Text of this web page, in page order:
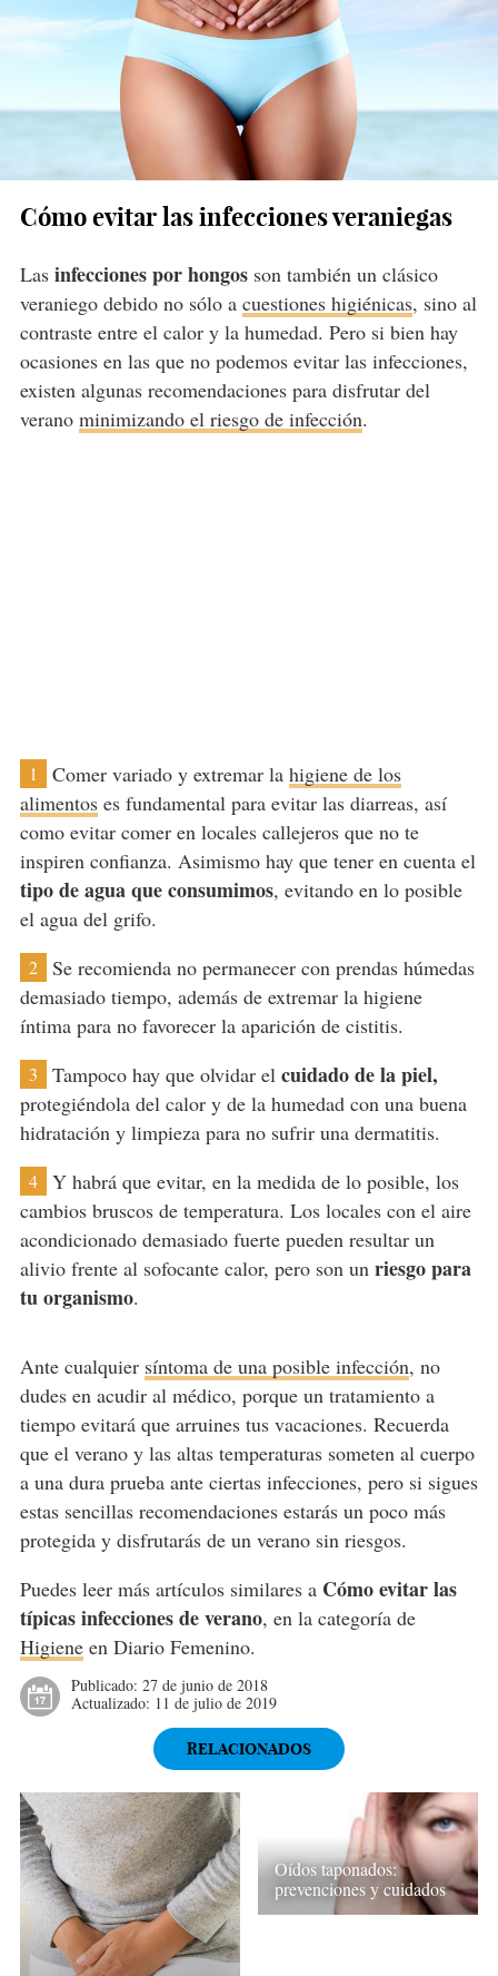
Cómo evitar las infecciones veraniegas
Las infecciones por hongosson también un clásico
veraniego debido no sólo a cuestiones higiénicas, sino al
contraste entre el calor y la humedad. Pero si bien hay
ocasiones en las que no podemos evitar las infecciones,
existen algunas recomendaciones para disfrutar del
verano minimizando el riesgo de infección.
1 Comer variado y extremar la higiene de los
alimentoses fundamental para evitar las diarreas, así
como evitar comer en locales callejeros que no te
inspiren confianza. Asimismo hay que tener en cuenta el
tipo de agua que consumimos, evitando en lo posible
el agua del grifo.
2
Se recomienda no permanecer con prendas húmedas
demasiado tiempo, además de extremar la higiene
íntima para no favorecer la aparición de cistitis.
3 Tampoco hay que olvidar el cuidado de la piel,
protegiéndola del calor y de la humedad con una buena
hidratación y limpieza para no sufrir una dermatitis.
4
Y habrá que evitar, en la medida de lo posible, los
cambios bruscos de temperatura. Los locales con el aire
acondicionado demasiado fuerte pueden resultar un
alivio frente al sofocante calor, pero son un riesgo para
tu organismo.
Ante cualquier síntoma de una posible infección, no
dudes en acudir al médico, porque un tratamiento a
tiempo evitará que arruines tus vacaciones. Recuerda
que el verano y las altas temperaturas someten al cuerpo
a una dura prueba ante ciertas infecciones, pero si sigues
estas sencillas recomendaciones estarás un poco más
protegida y disfrutarás de un verano sin riesgos.
Puedes leer más artículos similares a Cómo evitar las
típicas infecciones de verano, en la categoría de
Higieneen Diario Femenino.
Publicado: 27 de junio de 2018
Actualizado: 11 de julio de 2019
RELACIONADOS
Oídos taponados:
prevenciones y cuidados